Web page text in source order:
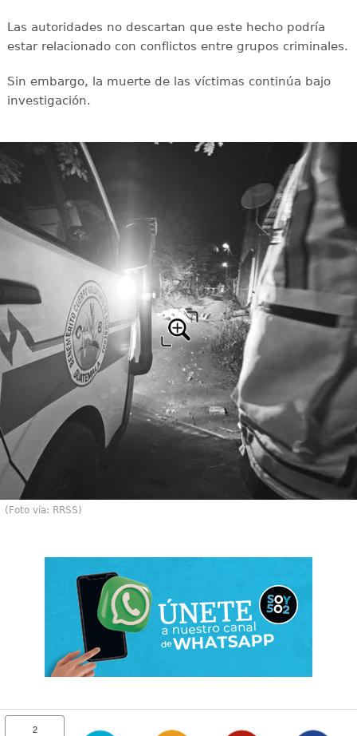
Las autoridades no descartan que este hecho podría
estar relacionado con conflictos entre grupos criminales.
Sin embargo, la muerte de las víctimas continúa bajo
investigación.
(Foto vía: RRSS)
2